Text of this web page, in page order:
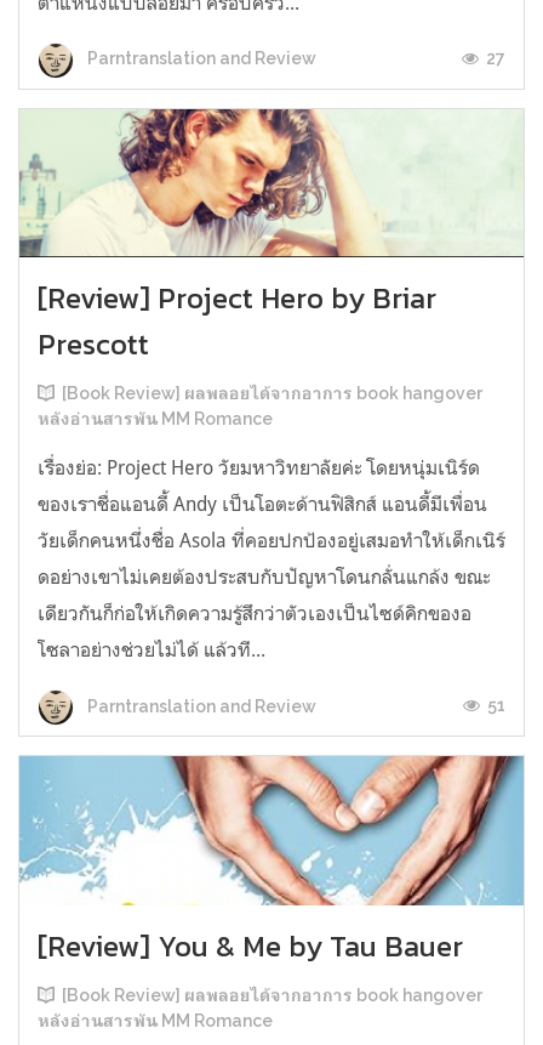
Parntranslation and Review 27
[Review] Project Hero by Briar
Prescott
[Book Review] ผลพลอยได้จากอาการ book hangover
หลังอ่านสารพัน MM Romance
เรื่องย่อ: Project Hero วัยมหาวิทยาลัยค่ะ โดยหนุ่มเนิร์ด
ของเราชื่อแอนดี้ Andy เป็นโอตะด้านฟิสิกส์ แอนดี้มีเพื่อน
วัยเด็กคนหนึ่งชื่อ Asola ที่คอยปกป้องอยู่เสมอทำให้เด็กเนิร์
ดอย่างเขาไม่เคยต้องประสบกับปัญหาโดนกลั่นแกล้ง ขณะ
เดียวกันก็ก่อให้เกิดความรู้สึกว่าตัวเองเป็นไซด์คิกของอ
โซลาอย่างช่วยไม่ได้ แล้วที...
Parntranslation and Review 51
[Review] You & Me by Tau Bauer
[Book Review] ผลพลอยได้จากอาการ book hangover
หลังอ่านสารพัน MM Romance